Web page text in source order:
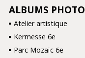
NAVIGATION
ALBUMS PHOTO
Atelier artistique
Kermesse 6e
Parc Mozaïc 6e